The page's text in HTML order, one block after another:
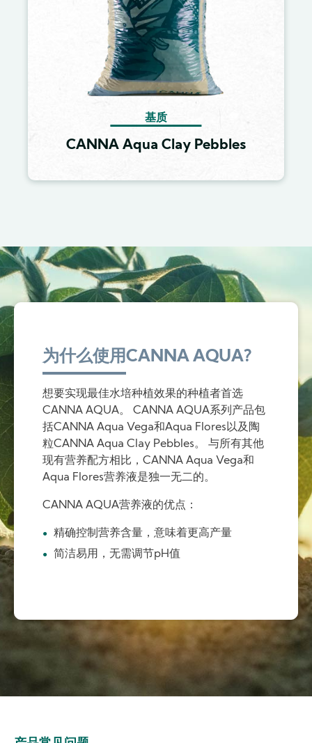
基质
CANNA Aqua Clay Pebbles
为什么使用CANNA AQUA?
想要实现最佳水培种植效果的种植者首选
CANNA AQUA。 CANNA AQUA系列产品包
括CANNA Aqua Vega和Aqua Flores以及陶
粒CANNA Aqua Clay Pebbles。 与所有其他
现有营养配方相比，CANNA Aqua Vega和
Aqua Flores营养液是独一无二的。
CANNA AQUA营养液的优点：
精确控制营养含量，意味着更高产量
简洁易用，无需调节pH值